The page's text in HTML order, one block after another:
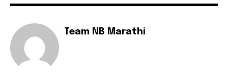
Team NB Marathi